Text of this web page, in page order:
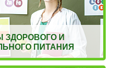
ЗДОРОВОГО И
ПИТАНИЯ